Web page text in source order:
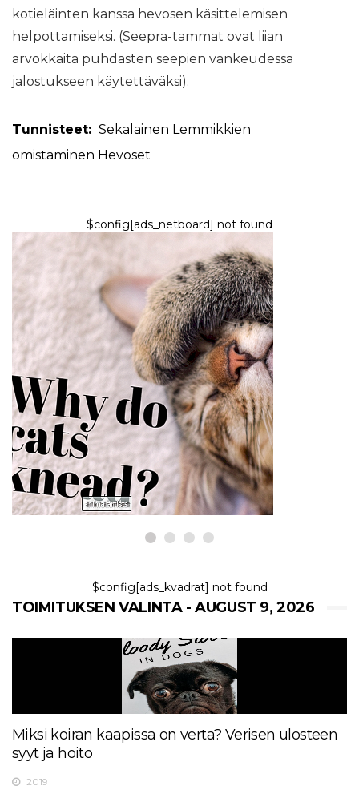
kotieläinten kanssa hevosen käsittelemisen
helpottamiseksi. (Seepra-tammat ovat liian
arvokkaita puhdasten seepien vankeudessa
jalostukseen käytettäväksi).
Tunnisteet: Sekalainen Lemmikkien
omistaminen Hevoset
$config[ads_netboard] not found
KASSAT
Miksi kissat pitävät
vaivaamisesta?
9,2026
$config[ads_kvadrat] not found
TOIMITUKSEN VALINTA - AUGUST 9, 2026
Miksi koiran kaapissa on verta? Verisen ulosteen
syyt ja hoito
2019